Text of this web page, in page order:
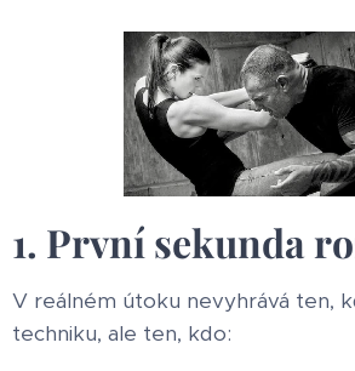
1. První sekunda
V reálném útoku nevyhrává ten,
techniku, ale ten, kdo: